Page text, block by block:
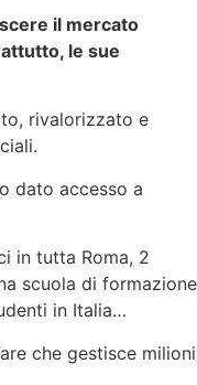
il mercato
le sue
rivalorizzato e
dato accesso a
in tutta Roma, 2
scuola di formazione
in Italia…
che gestisce milioni